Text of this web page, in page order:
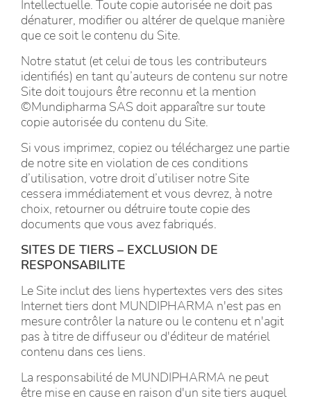
Intellectuelle. Toute copie autorisée ne doit pas
dénaturer, modifier ou altérer de quelque manière
que ce soit le contenu du Site.
Notre statut (et celui de tous les contributeurs
identifiés) en tant qu’auteurs de contenu sur notre
Site doit toujours être reconnu et la mention
©Mundipharma SAS doit apparaître sur toute
copie autorisée du contenu du Site.
Si vous imprimez, copiez ou téléchargez une partie
de notre site en violation de ces conditions
d’utilisation, votre droit d’utiliser notre Site
cessera immédiatement et vous devrez, à notre
choix, retourner ou détruire toute copie des
documents que vous avez fabriqués.
SITES DE TIERS – EXCLUSION DE
RESPONSABILITE
Le Site inclut des liens hypertextes vers des sites
Internet tiers dont MUNDIPHARMA n'est pas en
mesure contrôler la nature ou le contenu et n'agit
pas à titre de diffuseur ou d'éditeur de matériel
contenu dans ces liens.
La responsabilité de MUNDIPHARMA ne peut
être mise en cause en raison d'un site tiers auquel